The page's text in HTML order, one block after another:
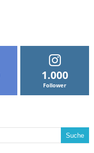
1.000
Follower